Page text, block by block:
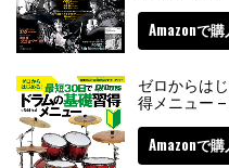
Amazonで
ゼロからは
得メニュー –
Amazonで